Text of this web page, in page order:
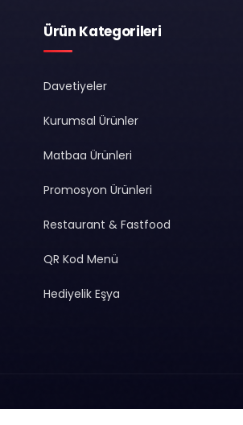
Ürün Kategorileri
Davetiyeler
Kurumsal Ürünler
Matbaa Ürünleri
Promosyon Ürünleri
Restaurant & Fastfood
QR Kod Menü
Hediyelik Eşya